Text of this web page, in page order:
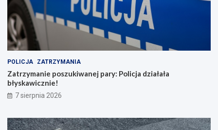
POLICJA ZATRZYMANIA
Zatrzymanie poszukiwanej pary: Policja działała
błyskawicznie!
7 sierpnia 2026